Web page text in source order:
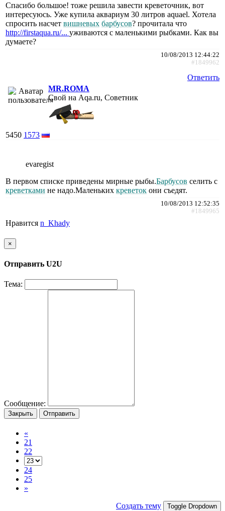
Спасибо большое! тоже решила завести креветочник, вот
интересуюсь. Уже купила аквариум 30 литров aquael. Хотела
спросить насчет вишневых барбусов? прочитала что
http://firstaqua.ru/... уживаются с маленькими рыбками. Как вы
думаете?
10/08/2013 12:44:22
#1849962
Ответить
MR.ROMA
Свой на Aqa.ru, Советник
5450 1573
evaregist
В первом списке приведены мирные рыбы.Барбусов селить с
креветками не надо.Маленьких креветок они съедят.
10/08/2013 12:52:35
#1849965
Нравится n_Khady
×
Отправить U2U
Тема:
Сообщение:
Закрыть Отправить
«
21
22
24
25
»
Создать тему Toggle Dropdown